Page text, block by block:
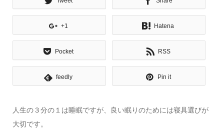
+1 Hatena
Pocket RSS
feedly Pin it
人生の３分の１は睡眠ですが、良い眠りのためには寝具選びが
大切です。